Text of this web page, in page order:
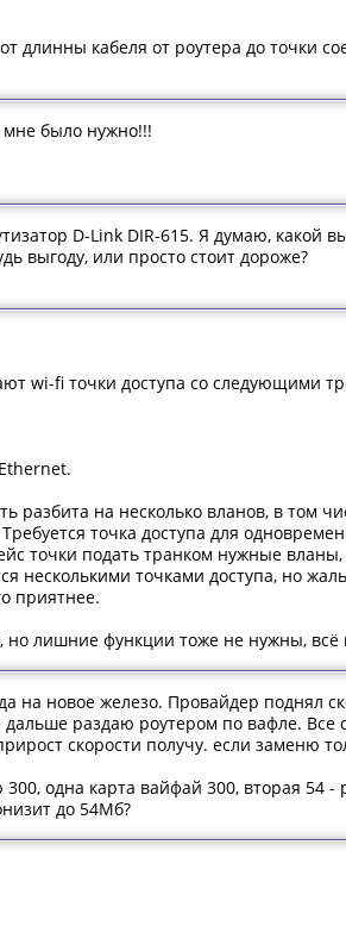
длинны кабеля от роутера до точки
мне было нужно!!!
D-Link DIR-615. Я думаю, какой
выгоду, или просто стоит дороже?
wi-fi точки доступа со следующими
разбита на несколько вланов, в том
точка доступа для
точки подать транком нужные
несколькими точками доступа, но
приятнее.
лишние функции тоже не нужны, всё
на новое железо. Провайдер поднял
раздаю роутером по вафле. Все
скорости получу. если заменю
одна карта вайфай 300, вторая 54
до 54Мб?